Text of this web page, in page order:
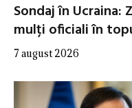
Sondaj în Ucraina:
mulți oficiali în
7 august 2026